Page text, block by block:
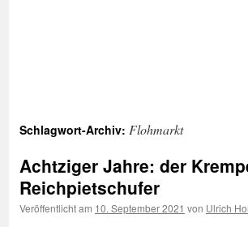
Schlagwort-Archiv: Flohmarkt
Achtziger Jahre: der
Reichpietschufer
Veröffentlicht am 10. September 2021 von Ulrich